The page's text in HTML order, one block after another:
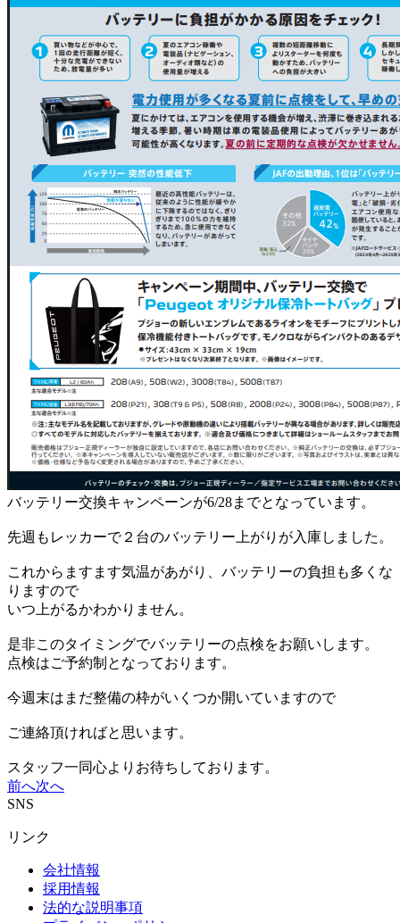
バッテリー交換キャンペーンが6/28までとなっています。
先週もレッカーで２台のバッテリー上がりが入庫しました。
これからますます気温があがり、バッテリーの負担も多くな
りますので
いつ上がるかわかりません。
是非このタイミングでバッテリーの点検をお願いします。
点検はご予約制となっております。
今週末はまだ整備の枠がいくつか開いていますので
ご連絡頂ければと思います。
スタッフ一同心よりお待ちしております。
前へ次へ
SNS
リンク
会社情報
採用情報
法的な説明事項